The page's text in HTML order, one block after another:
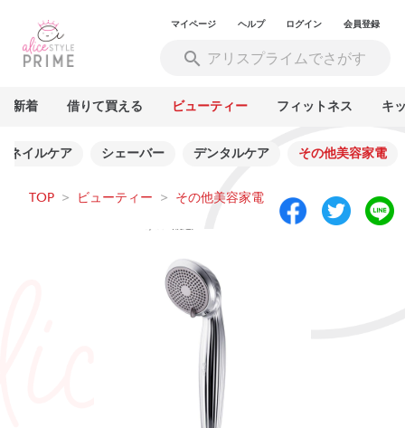
マイページ ヘルプ ログイン 会員登録
新着 借りて買える ビューティー フィットネス キ
ネイルケア シェーバー デンタルケア その他美容家電
TOP > ビューティー > その他美容家電